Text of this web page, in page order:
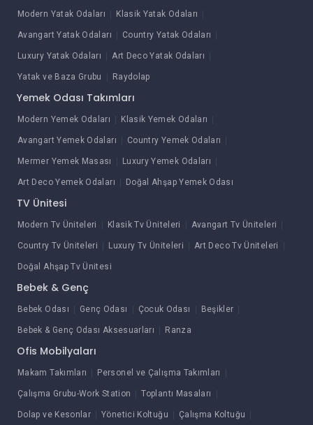
Modern Yatak Odaları Klasik Yatak Odaları
Avangart Yatak Odaları Country Yatak Odaları
Luxury Yatak Odaları Art Deco Yatak Odaları
Yatak ve Baza Grubu Raydolap
Yemek Odası Takımları
Modern Yemek Odaları Klasik Yemek Odaları
Avangart Yemek Odaları Country Yemek Odaları
Mermer Yemek Masası Luxury Yemek Odaları
Art Deco Yemek Odaları Doğal Ahşap Yemek Odası
TV Ünitesi
Modern Tv Üniteleri Klasik Tv Üniteleri Avangart Tv Üniteleri
Country Tv Üniteleri Luxury Tv Üniteleri Art Deco Tv Üniteleri
Doğal Ahşap Tv Ünitesi
Bebek & Genç
Bebek Odası Genç Odası Çocuk Odası Beşikler
Bebek & Genç Odası Aksesuarları Ranza
Ofis Mobilyaları
Makam Takımları Personel ve Çalışma Takımları
Çalışma Grubu-Work Station Toplantı Masaları
Dolap ve Kesonlar Yönetici Koltuğu Çalışma Koltuğu